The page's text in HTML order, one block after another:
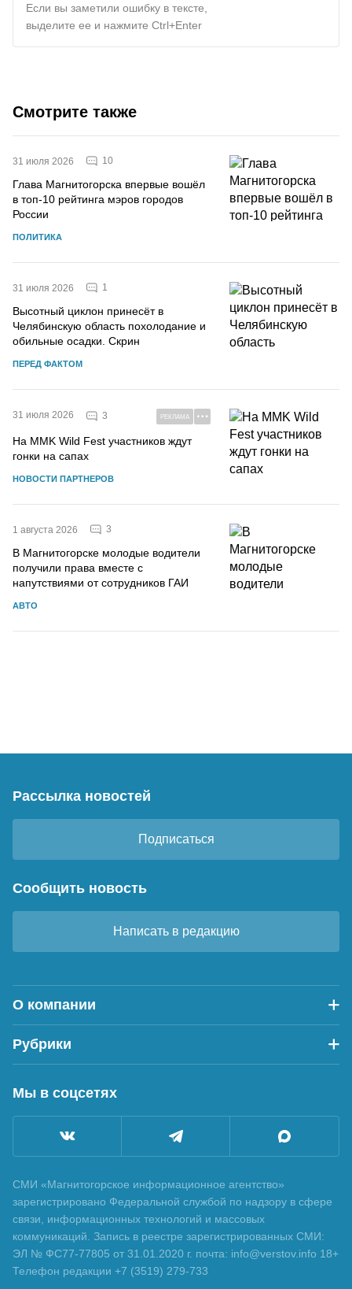
Если вы заметили ошибку в тексте,
выделите ее и нажмите Ctrl+Enter
Смотрите также
31 июля 2026 10
Глава Магнитогорска впервые вошёл
в топ-10 рейтинга мэров городов
России
ПОЛИТИКА
31 июля 2026 1
Высотный циклон принесёт в
Челябинскую область похолодание и
обильные осадки. Скрин
ПЕРЕД ФАКТОМ
31 июля 2026 3 РЕКЛАМА
На MMK Wild Fest участников ждут
гонки на сапах
НОВОСТИ ПАРТНЕРОВ
1 августа 2026 3
В Магнитогорске молодые водители
получили права вместе с
напутствиями от сотрудников ГАИ
АВТО
Рассылка новостей
Подписаться
Сообщить новость
Написать в редакцию
О компании
Рубрики
Мы в соцсетях
СМИ «Магнитогорское информационное агентство»
зарегистрировано Федеральной службой по надзору в сфере
связи, информационных технологий и массовых
коммуникаций. Запись в реестре зарегистрированных СМИ:
ЭЛ № ФС77-77805 от 31.01.2020 г. почта: info@verstov.info 18+
Телефон редакции +7 (3519) 279-733